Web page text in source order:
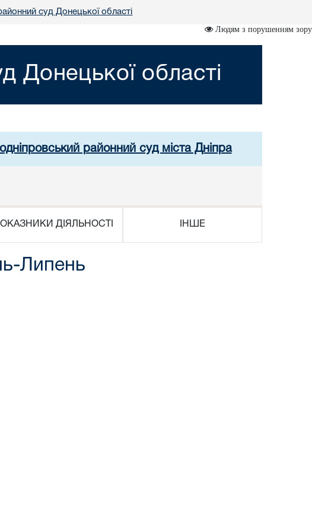
суд Донецької області
Людям з порушенням зору
Донецької області
районний суд міста Дніпра
ДІЯЛЬНОСТІ ІНШЕ
Липень